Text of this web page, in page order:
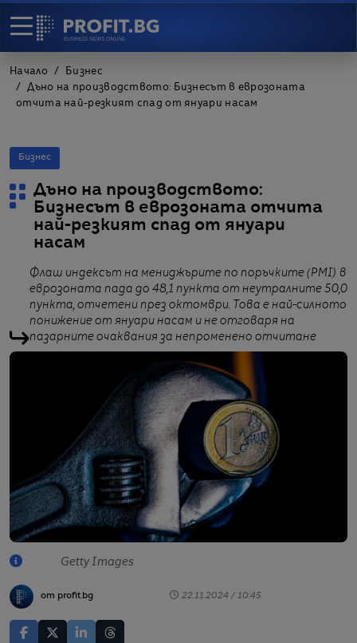
Начало
Бизнес
Дъно на производството: Бизнесът в еврозоната
отчита най-резкият спад от януари насам
Бизнес
Дъно на производството:
Бизнесът в еврозоната отчита
най-резкият спад от януари
насам
Флаш индексът на мениджърите по поръчките (PMI) в
еврозоната пада до 48,1 пункта от неутралните 50,0
пункта, отчетени през октомври. Това е най-силното
понижение от януари насам и не отговаря на
пазарните очаквания за непроменено отчитане
Getty Images
от profit.bg 22.11.2024 / 10:45